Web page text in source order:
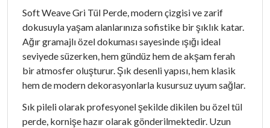
Soft Weave Gri Tül Perde, modern çizgisi ve zarif
dokusuyla yaşam alanlarınıza sofistike bir şıklık katar.
Ağır gramajlı özel dokuması sayesinde ışığı ideal
seviyede süzerken, hem gündüz hem de akşam ferah
bir atmosfer oluşturur. Şık desenli yapısı, hem klasik
hem de modern dekorasyonlarla kusursuz uyum sağlar.
Sık pileli olarak profesyonel şekilde dikilen bu özel tül
perde, kornişe hazır olarak gönderilmektedir. Uzun